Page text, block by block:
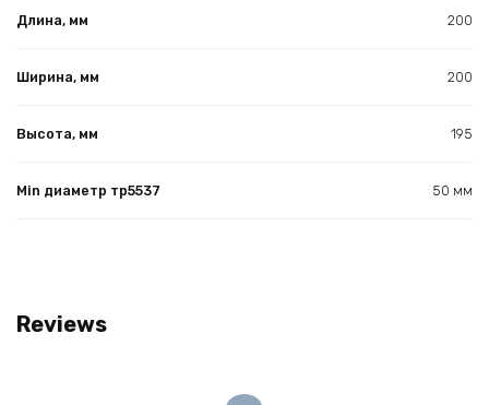
Длина, мм 200
Ширина, мм 200
Высота, мм 195
Min диаметр тр5537 50 мм
Reviews